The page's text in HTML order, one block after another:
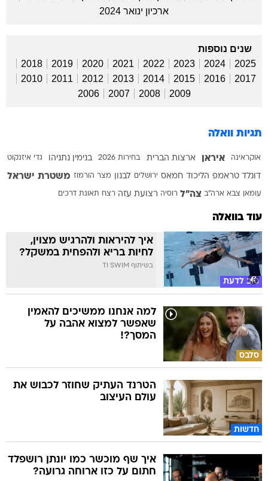
ארכיון ינואר 2024
שנים נוספות
2025
2024
2023
2022
2021
2020
2019
2018
2017
2016
2015
2014
2013
2012
2011
2010
2009
2008
2007
2006
תגיות וואלה
אוקראינה איראן ארצות הברית בחירות 2026 בנימין נתניהו גדי איזנקוט
דונלד טראמפ הליכוד חמאס ירושלים לבנון מצר הורמוז משטרת ישראל
עומאן צבא ארה"ב צה"ל רוסיה רצועת עזה רצח תאונת דרכים
עוד בוואלה
טוב לדעת
איך להיראות ולהרגיש מצוין,
לחיות בריא ולהפחית במשקל?
בשיתוף TI SWIM
סלבס
למה אנחנו ממשיכים להאמין
שאפשר למצוא אהבה על
המסך?!
חדשות
הטרנד העתיק שחוזר לכבוש את
עולם העיצוב
איך שף מוכשר כמו יונתן רושפלד
חתום על כזו ארוחה גרועה?